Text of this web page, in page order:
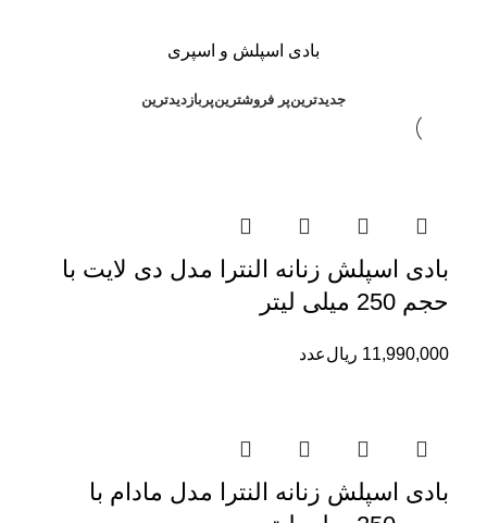
بادی اسپلش و اسپری
جدیدترینپر فروشترینپربازدیدترین
بادی اسپلش زنانه النترا مدل دی لایت با
حجم 250 میلی لیتر
11,990,000 ریالعدد
بادی اسپلش زنانه النترا مدل مادام با